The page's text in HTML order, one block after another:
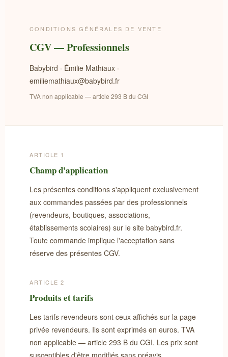
CONDITIONS GÉNÉRALES DE VENTE
CGV — Professionnels
Babybird · Émilie Mathiaux ·
emiliemathiaux@babybird.fr
TVA non applicable — article 293 B du CGI
ARTICLE 1
Champ d'application
Les présentes conditions s'appliquent exclusivement
aux commandes passées par des professionnels
(revendeurs, boutiques, associations,
établissements scolaires) sur le site babybird.fr.
Toute commande implique l'acceptation sans
réserve des présentes CGV.
ARTICLE 2
Produits et tarifs
Les tarifs revendeurs sont ceux affichés sur la page
privée revendeurs. Ils sont exprimés en euros. TVA
non applicable — article 293 B du CGI. Les prix sont
susceptibles d'être modifiés sans préavis.